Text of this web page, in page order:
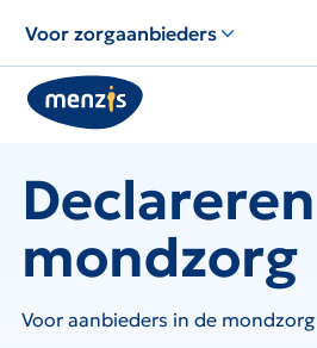
Voor zorgaanbieders
Declareren
mondzorg
Voor aanbieders in de mondzorg